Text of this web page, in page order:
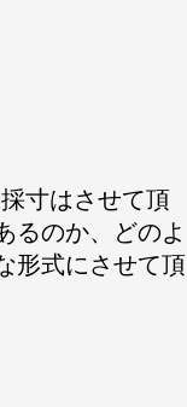
寸はさせて頂
るのか、どのよ
形式にさせて頂